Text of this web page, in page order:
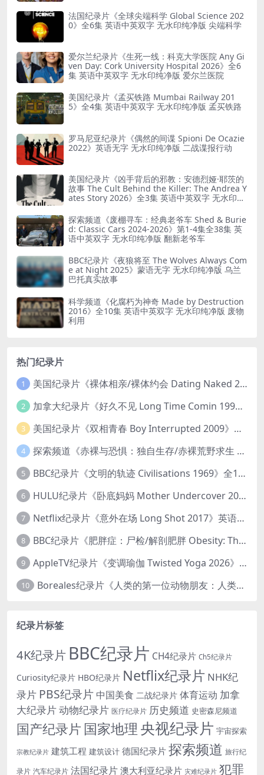
法国纪录片《全球尖端科学 Global Science 202
0》全6集 英语中英双字 无水印纯净版 尖端科学
爱尔兰纪录片《生死一线：科克大学医院 Any Gi
ven Day: Cork University Hospital 2026》全6
集 英语中英双字 无水印纯净版 爱尔兰医院
美国纪录片《孟买铁路 Mumbai Railway 201
5》全4集 英语中英双字 无水印纯净版 孟买铁路
罗马尼亚纪录片《偶然的间谍 Spioni De Ocazie
2022》英语无字 无水印纯净版 二战谍报行动
美国纪录片《凶手背后的邪教：安德烈娅·耶茨的
故事 The Cult Behind the Killer: The Andrea Y
ates Story 2026》全3集 英语中英双字 无水印纯
探索频道《废棚寻车：经典老爷车 Shed & Burie
d: Classic Cars 2024-2026》第1-4集全38集 英
语中英双字 无水印纯净版 翻新老爷车
BBC纪录片《夜狼将至 The Wolves Always Com
e at Night 2025》蒙语无字 无水印纯净版 乌兰
巴托真实故事
科学频道《化腐朽为神奇 Made by Destruction
2016》全10集 英语中英双字 无水印纯净版 废物
利用
热门纪录片
1 美国纪录片《裸体相亲/裸体约会 Dating Naked 2014-2016》第1-3季全33集 英语中英双字 无水印纯净版 1080P/MKV/85.6G 裸体相亲真人秀
2 加拿大纪录片《好久不见 Long Time Comin 1993》英语中英双字 官方纯净版 1080P/MKV/1G 女同性艺术家
3 美国纪录片《双相青春 Boy Interrupted 2009》英语中英双字 官方纯净版 1080P/MKV/1.43G 青少年躁郁症
4 探索频道《赤裸与恐惧：独自生存/赤裸荒野求生 Naked and Afraid: Solo 2023》第一季全8集 英语中英双字 官方纯净版 高码1080P/MKV/45.4G
5 BBC纪录片《文明的轨迹 Civilisations 1969》全13集 英语中英双字 高清收藏版 1080P/MKV/64.1G 西方艺术史话
6 HULU纪录片《卧底妈妈 Mother Undercover 2023》全4集 英语中英双字 官方纯净版 1080P/MKV/7.6G 拯救孩子
7 Netflix纪录片《意外在场 Long Shot 2017》英语中字 720P/NKV/1.06GB 美国谋杀误判案件
8 BBC纪录片《肥胖症：尸检/解剖肥胖 Obesity: The Post Mortem 2016》英语中英双字 无水印纯净版 1080P/MKV/1.03G
9 AppleTV纪录片《变调瑜伽 Twisted Yoga 2026》全3集 英语中英双字 无水印纯净版 1080P/MKV/10G 瑜伽大师背后的真相
10 Boreales纪录片《人类的第一位动物朋友：人类和狗的神奇故事 Man’s First Friend 2018》英语中英双字 1080P/MP4/1.8G 狗的神奇故事
纪录片标签
4K纪录片 BBC纪录片 CH4纪录片 Ch5纪录片
Curiosity纪录片 HBO纪录片 Netflix纪录片 NHK纪
录片 PBS纪录片 中国美食 二战纪录片 体育运动 加拿
大纪录片动物纪录片 医疗纪录片 历史频道 史密森尼频道
国产纪录片 国家地理 央视纪录片 宇宙探索
宗教纪录片 建筑工程 建筑设计 德国纪录片 探索频道 旅行纪
录片 汽车纪录片 法国纪录片 澳大利亚纪录片 灾难纪录片 犯罪